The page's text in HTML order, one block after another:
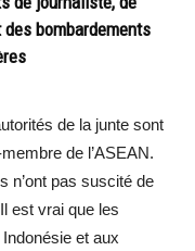
bombardements
de la junte sont
de l’ASEAN.
n’ont pas suscité de
est vrai que les
et aux